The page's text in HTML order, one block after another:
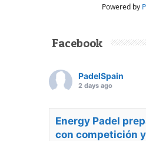
Powered by
Facebook
PadelSpain
2 days ago
Energy Padel
con competición